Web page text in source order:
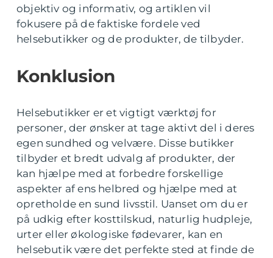
objektiv og informativ, og artiklen vil
fokusere på de faktiske fordele ved
helsebutikker og de produkter, de tilbyder.
Konklusion
Helsebutikker er et vigtigt værktøj for
personer, der ønsker at tage aktivt del i deres
egen sundhed og velvære. Disse butikker
tilbyder et bredt udvalg af produkter, der
kan hjælpe med at forbedre forskellige
aspekter af ens helbred og hjælpe med at
opretholde en sund livsstil. Uanset om du er
på udkig efter kosttilskud, naturlig hudpleje,
urter eller økologiske fødevarer, kan en
helsebutik være det perfekte sted at finde de